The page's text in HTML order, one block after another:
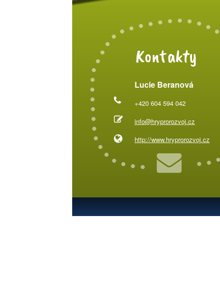
Kontakty
Lucie Beranová
+420 604 594 042
info@hryprorozvoj.cz
http://www.hryprorozvoj.cz